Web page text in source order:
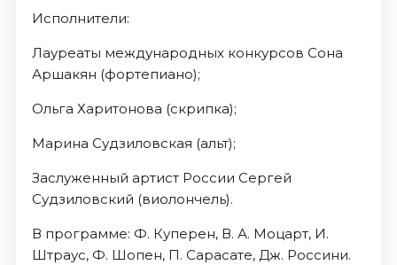
Исполнители:
Лауреаты международных конкурсов Сона
Аршакян (фортепиано);
Ольга Харитонова (скрипка);
Марина Судзиловская (альт);
Заслуженный артист России Сергей
Судзиловский (виолончель).
В программе: Ф. Куперен, В. А. Моцарт, И.
Штраус, Ф. Шопен, П. Сарасате, Дж. Россини.